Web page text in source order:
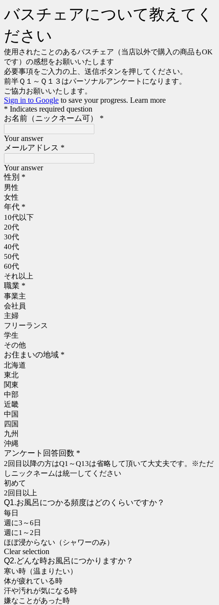
バスチェアについて教えてく
ださい
使用されたことのあるバスチェア（当店以外で購入の商品もOK
です）の感想をお願いいたします
必要事項をご入力の上、送信ボタンを押してください。
前半Ｑ１～Ｑ１３はパーソナルアンケートになります。
ご協力お願いいたします。
Sign in to Google to save your progress. Learn more
* Indicates required question
お名前（ニックネーム可）
*
Your answer
メールアドレス *
Your answer
性別 *
男性
女性
年代 *
10代以下
20代
30代
40代
50代
60代
それ以上
職業 *
事業主
会社員
主婦
フリーランス
学生
その他
お住まいの地域 *
北海道
東北
関東
中部
近畿
中国
四国
九州
沖縄
アンケート回答回数 *
2回目以降の方はQ1～Q13は省略して頂いて大丈夫です。※ただ
しニックネームは統一してください
初めて
2回目以上
Q1.お風呂につかる頻度はどのくらいですか？
毎日
週に3～6日
週に1～2日
ほぼ浸からない（シャワーのみ）
Clear selection
Q2.どんな時お風呂につかりますか？
寒い時（温まりたい）
体が疲れている時
汗や汚れが気になる時
嫌なことがあった時